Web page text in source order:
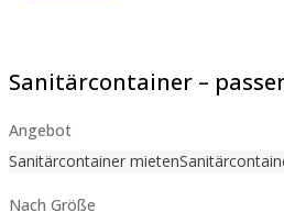
Sanitärcontainer –
Angebot
Sanitärcontainer mieten
Nach Größe